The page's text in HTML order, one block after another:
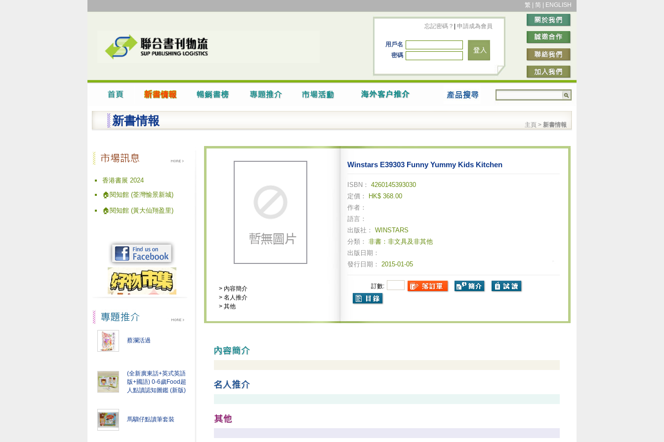
繁 简 ENGLISH
忘記密碼？ 申請成為會員
用戶名
密碼
新書情報 主頁 > 新書情報
香港書展 2024
🏠閱知館 (荃灣愉景新城)
🏠閱知館 (黃大仙翔盈里)
蔡瀾活過
(全新廣東話+英式英語
版+國語) 0-6歲Food超
人點讀認知圖鑑 (新版)
馬騮仔點讀筆套裝
> 內容簡介
> 名人推介
> 其他
Winstars E39303 Funny Yummy Kids Kitchen
ISBN： 4260145393030
定價：
HK$ 368.00
作者：
語言：
出版社： WINSTARS
分類： 非書：非文具及非其他
出版日期：
發行日期： 2015-01-05
訂數: